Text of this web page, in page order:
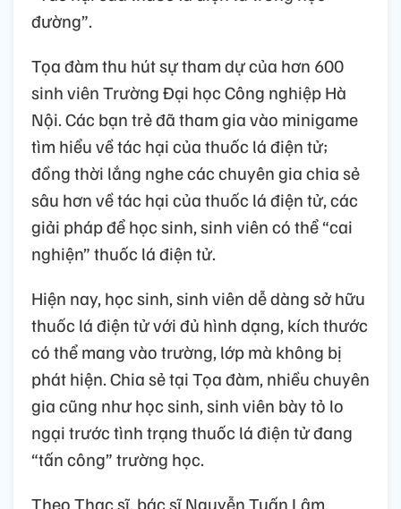
đường”.
Tọa đàm thu hút sự tham dự của hơn 600
sinh viên Trường Đại học Công nghiệp Hà
Nội. Các bạn trẻ đã tham gia vào minigame
tìm hiểu về tác hại của thuốc lá điện tử;
đồng thời lắng nghe các chuyên gia chia sẻ
sâu hơn về tác hại của thuốc lá điện tử, các
giải pháp để học sinh, sinh viên có thể “cai
nghiện” thuốc lá điện tử.
Hiện nay, học sinh, sinh viên dễ dàng sở hữu
thuốc lá điện tử với đủ hình dạng, kích thước
có thể mang vào trường, lớp mà không bị
phát hiện. Chia sẻ tại Tọa đàm, nhiều chuyên
gia cũng như học sinh, sinh viên bày tỏ lo
ngại trước tình trạng thuốc lá điện tử đang
“tấn công” trường học.
Theo Thạc sĩ, bác sĩ Nguyễn Tuấn Lâm,